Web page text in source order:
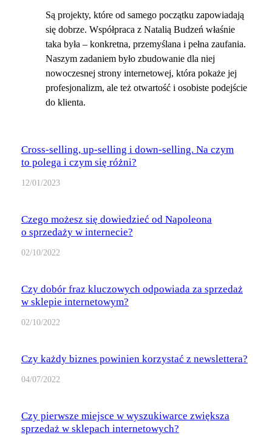
Są projekty, które od samego początku zapowiadają
się dobrze. Współpraca z Natalią Budzeń właśnie
taka była – konkretna, przemyślana i pełna zaufania.
Naszym zadaniem było zbudowanie dla niej
nowoczesnej strony internetowej, która pokaże jej
profesjonalizm, ale też otwartość i osobiste podejście
do klienta.
Cross-selling, up-selling i down-selling. Na czym
to polega i czym się różni?
12/01/2023
Czego możesz się dowiedzieć od Napoleona
o sprzedaży w internecie?
02/10/2022
Czy dobór fraz kluczowych odpowiada za sprzedaż
w sklepie internetowym?
02/10/2022
Czy każdy biznes powinien korzystać z newslettera?
04/07/2022
Czy pierwsze miejsce w wyszukiwarce zwiększa
sprzedaż w sklepach internetowych?